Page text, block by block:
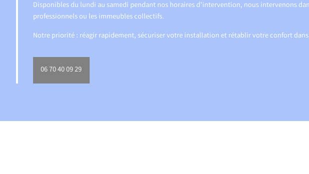
Disponibles du lundi au samedi pendant nos horaires d’intervention, nous intervenons
professionnels ou les immeubles collectifs.
Notre priorité : réagir rapidement, sécuriser votre installation et rétablir votre confort
06 70 40 09 29